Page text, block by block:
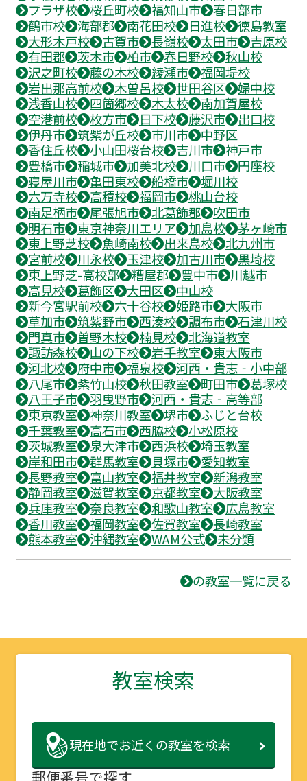
プラザ校
桜丘町校 福知山市
春日部市
鶴市校
海部郡 南花田校 日進校
徳島教室
大形木戸校
古賀市 長嶺校 太田市
吉原校
有田郡
茨木市 柏市 春日野校
秋山校
沢之町校
藤の木校 綾瀬市
福岡堤校
岩出那高前校
木曽呂校 世田谷区
婦中校
浅香山校
四箇郷校 木太校
南加賀屋校
空港前校
枚方市 日下校 藤沢市
出口校
伊丹市
筑紫が丘校 市川市
中野区
香住丘校
小山田桜台校 吉川市
神戸市
豊橋市
稲城市 加美北校 川口市
円座校
寝屋川市
亀田東校 船橋市
堀川校
六万寺校
高積校 福岡市
桃山台校
南足柄市
尾張旭市 北葛飾郡
吹田市
明石市
東京神奈川エリア 加島校
茅ヶ崎市
東上野芝校
魚崎南校 出来島校
北九州市
宮前校
川永校 玉津校 加古川市
黒埼校
東上野芝-高校部
糟屋郡 豊中市
川越市
高見校
葛飾区 大田区
中山校
新今宮駅前校
六十谷校 姫路市
大阪市
草加市
筑紫野市 西湊校 調布市
石津川校
門真市
曽野木校 楠見校
北海道教室
諏訪森校
山の下校 岩手教室
東大阪市
河北校
府中市 福泉校
河西・貴志‐小中部
八尾市
紫竹山校 秋田教室 町田市
葛塚校
八王子市
羽曳野市
河西・貴志‐高等部
東京教室
神奈川教室 堺市
ふじと台校
千葉教室
高石市 西脇校
小松原校
茨城教室
泉大津市 西浜校
埼玉教室
岸和田市
群馬教室 貝塚市
愛知教室
長野教室
富山教室 福井教室
新潟教室
静岡教室
滋賀教室 京都教室
大阪教室
兵庫教室
奈良教室 和歌山教室
広島教室
香川教室
福岡教室 佐賀教室
長崎教室
熊本教室
沖縄教室 WAM公式 未分類
の教室一覧に戻る
教室検索
現在地でお近くの教室を検索